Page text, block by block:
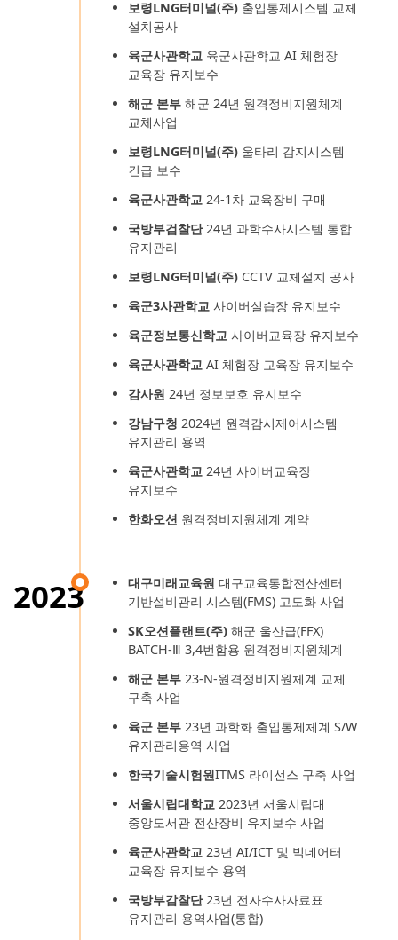
보령LNG터미널(주)출입통제시스템 교체
설치공사
육군사관학교육군사관학교 AI 체험장
교육장 유지보수
해군 본부해군 24년 원격정비지원체계
교체사업
보령LNG터미널(주)울타리 감지시스템
긴급 보수
육군사관학교24-1차 교육장비 구매
국방부검찰단24년 과학수사시스템 통합
유지관리
보령LNG터미널(주)CCTV 교체설치 공사
육군3사관학교사이버실습장 유지보수
육군정보통신학교사이버교육장 유지보수
육군사관학교AI 체험장 교육장 유지보수
감사원 24년 정보보호 유지보수
강남구청 2024년 원격감시제어시스템
유지관리 용역
육군사관학교24년 사이버교육장
유지보수
한화오션 원격정비지원체계 계약
2023 대구미래교육원 대구교육통합전산센터
기반설비관리 시스템(FMS) 고도화 사업
SK오션플랜트(주)해군 울산급(FFX)
BATCH-Ⅲ 3,4번함용 원격정비지원체계
해군 본부23-N-원격정비지원체계 교체
구축 사업
육군 본부23년 과학화 출입통제체계 S/W
유지관리용역 사업
한국기술시험원ITMS 라이선스 구축 사업
서울시립대학교2023년 서울시립대
중앙도서관 전산장비 유지보수 사업
육군사관학교23년 AI/ICT 및 빅데어터
교육장 유지보수 용역
국방부감찰단23년 전자수사자료표
유지관리 용역사업(통합)